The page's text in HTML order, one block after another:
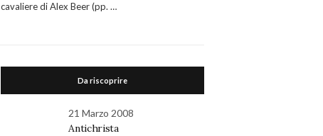
cavaliere di Alex Beer (pp. …
Da riscoprire
21 Marzo 2008
Antichrista